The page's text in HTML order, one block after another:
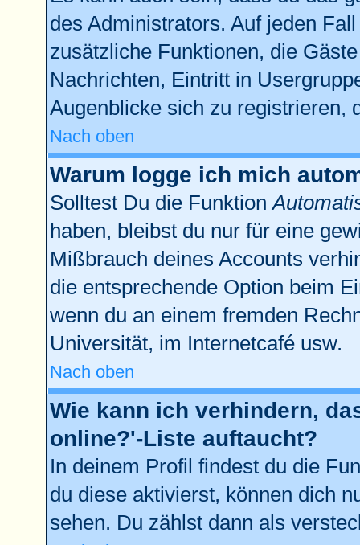
des Administrators. Auf jeden
zusätzliche Funktionen, die
Nachrichten, Eintritt in
Augenblicke sich zu registrieren,
Nach oben
Warum logge ich mich
Solltest Du die Funktion
haben, bleibst du nur für eine
Mißbrauch deines Accounts
die entsprechende Option beim
wenn du an einem fremden
Universität, im Internetcafé usw.
Nach oben
Wie kann ich verhindern,
online?'-Liste auftaucht?
In deinem Profil findest du die
du diese aktivierst, können dich
sehen. Du zählst dann als